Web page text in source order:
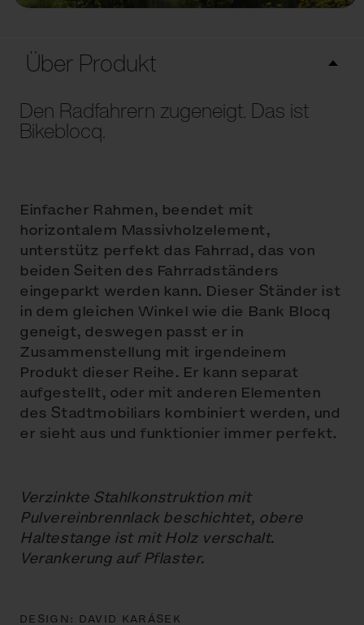
Über Produkt
Den Radfahrern zugeneigt. Das ist
Bikeblocq.
Einfacher Rahmen, beendet mit
horizontalem Massivholzelement,
unterstütz perfekt das Fahrrad, das von
beiden Seiten des Fahrradständers
eingeparkt werden kann. Dieser Ständer ist
in dem gleichen Winkel wie die Bank Blocq
geneigt, deswegen passt er in
Zusammenstellung mit irgendeinem
Produkt dieser Reihe. Er kann separat
aufgestellt, oder mit anderen Elementen
des Stadtmobiliars kombiniert werden, und
er sieht aus und funktionier immer perfekt.
Verzinkte Stahlkonstruktion mit
Pulvereinbrennlack beschichtet, obere
Haltestange ist mit Holz verschalt.
Verankerung auf Pflaster.
DESIGN: DAVID KARÁSEK